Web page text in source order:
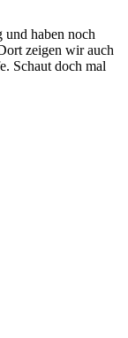
und haben noch
zeigen wir auch
Schaut doch mal